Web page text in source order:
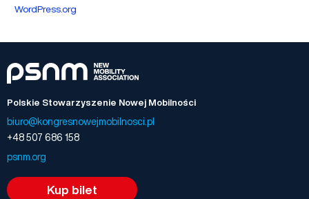
WordPress.org
Polskie Stowarzyszenie Nowej Mobilności
biuro@kongresnowejmobilnosci.pl
+48 507 686 158
psnm.org
Kup bilet